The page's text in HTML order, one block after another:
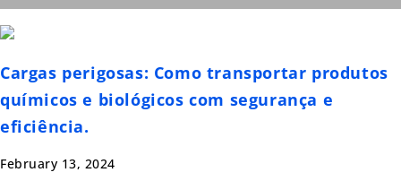
Cargas perigosas: Como transportar produtos
químicos e biológicos com segurança e
eficiência.
February 13, 2024